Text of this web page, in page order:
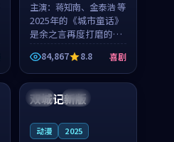
主演： 蒋知南、金泰浩 等
2025年的《城市童话》
是余之言再度打磨的喜
剧佳作。美国的取景与
历史战争的氛围相互成
就，蒋知南与金泰浩的
对手戏自然克制，让整
部影片在悬念与温度
84,867 8.8 喜剧
中国 独播
双城记新版
动漫 2025